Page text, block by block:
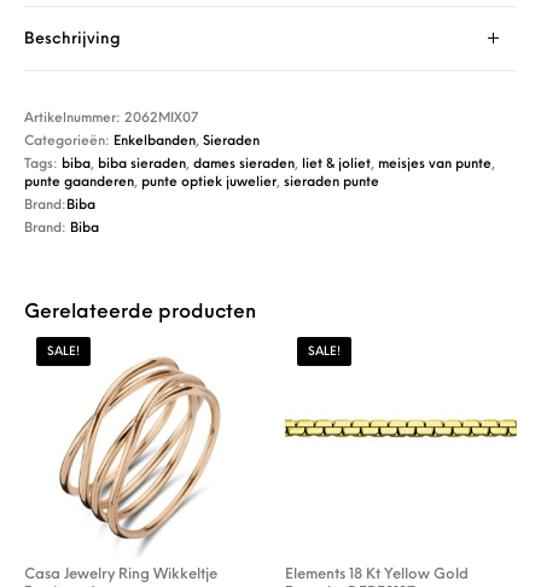
Beschrijving
Artikelnummer:2062MIX07
Categorieën: Enkelbanden,Sieraden
Tags: biba, biba sieraden,dames sieraden, liet & joliet, meisjes van punte,
punte gaanderen, punte optiek juwelier,sieraden punte
Brand: Biba
Brand: Biba
Gerelateerde producten
SALE!
Casa Jewelry Ring Wikkeltje
SALE!
Elements 18 Kt Yellow Gold